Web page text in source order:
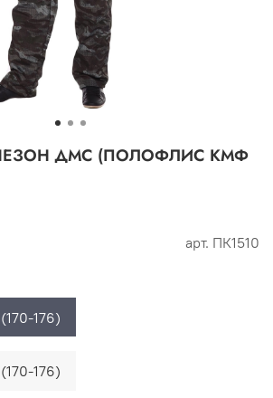
арт. ПК1510
ДМС (ПОЛОФЛИС КМФ
176)
176)